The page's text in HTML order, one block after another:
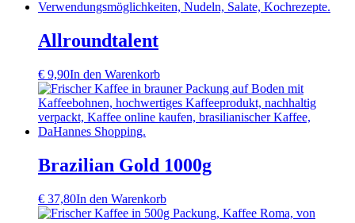
Allroundtalent
€ 9,90In den Warenkorb
Brazilian Gold 1000g
€ 37,80In den Warenkorb